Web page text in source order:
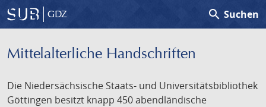
GDZ search Suchen
Mittelalterliche Handschriften
Die Niedersächsische Staats- und Universitätsbibliothek
Göttingen besitzt knapp 450 abendländische